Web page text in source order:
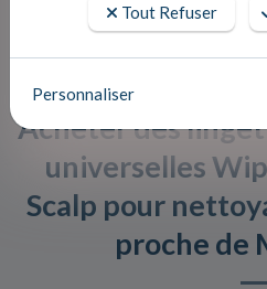
Acheter des
universelles
Scalp pour
proche de
Tout Refuser
Personnaliser